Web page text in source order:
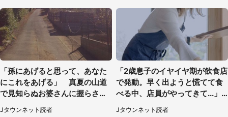
「孫にあげると思って、あなた
にこれをあげる」 真夏の山道
で見知らぬお婆さんに握らされ
たもの（山口県・30代女性）
Jタウンネット読者
「2歳息子のイヤイヤ期が飲食店
で発動。早く出ようと慌てて食
べる中、店員がやってきて...」
（岡山県・40代女性）
Jタウンネット読者